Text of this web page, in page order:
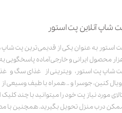
شاپ آنلاین پت استور
محصول ایرانی و خارجی آماده
شاپ پت استور، ویترینی از غذای سگ و
کنین، جوسرا و .. همراه با طیف وسیعی
مورد نیاز پت خود را میتوانید با چند
درب منزل تحویل بگیرید. همچنین با